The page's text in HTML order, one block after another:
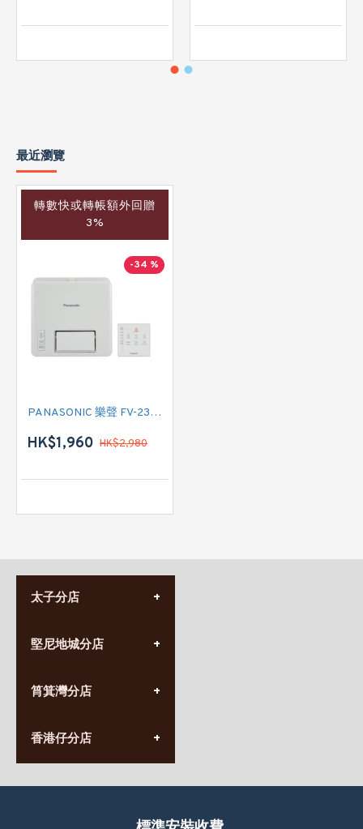
最近瀏覽
轉數快或轉帳額外回贈
3%
-34 %
PANASONIC 樂聲 FV-23BW2H 浴室寶
HK$1,960 HK$2,980
太子分店
營業時間:
九龍太子太子道西141號
堅尼地城分店
營業時間:
香港堅尼地城卑路乍街
(堅尼地城地鐵站B出口)
筲箕灣分店
營業時間:
(10:00am-20:30pm)
香港仔分店
營業時間: